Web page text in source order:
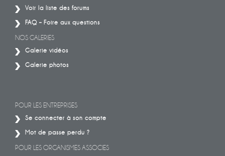
Voir la liste des forums
FAQ – Foire aux questions
NOS GALERIES
Galerie vidéos
Galerie photos
POUR LES ENTREPRISES
Se connecter à son compte
Mot de passe perdu ?
POUR LES ORGANISMES ASSOCIES